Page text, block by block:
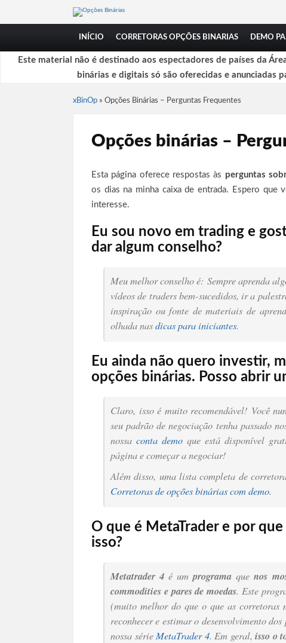
INÍCIO CORRETORAS OPÇÕES BINARIAS DEMO
Este material não é destinado aos espectadores de países da
binárias e digitais só são oferecidas e anunciadas
xBinOp » Opções Binárias – Perguntas Frequentes
Opções binárias –
Esta página oferece respostas às perguntas
os dias na minha caixa de entrada. Espero
interesse.
Eu sou novo em trading e
dar algum conselho?
Meu melhor conselho é: Sempre aprenda
vídeos de traders bem-sucedidos, ir a
inspiração ou fonte de materiais de
olhada nasdicas para iniciantes.
Eu ainda não quero investir,
opções binárias. Posso abrir
Claro, isso é muito recomendável! Você
seu padrão de negociação tenha passado
nossa conta demo que está disponível
página e começar a negociar!
Além disso, uma lista completa de
Corretoras de opções binárias com demo.
O que é MetaTrader e por
isso?
Metatrader 4 é umprograma quenos
commodities e pares de moedas. Este
(muito melhor do que o que as corretoras
reconhecer e estimar o desenvolvimento
nossa série MetaTrader 4. Em geral,isso o